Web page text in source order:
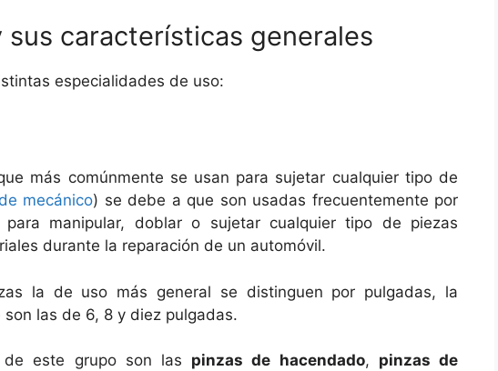
características generales
especialidades de uso:
más comúnmente se usan para sujetar cualquier tipo de
mecánico) se debe a que son usadas frecuentemente por
para manipular, doblar o sujetar cualquier tipo de piezas
durante la reparación de un automóvil.
la de uso más general se distinguen por pulgadas, la
las de 6, 8 y diez pulgadas.
este grupo son las pinzas de hacendado, pinzas de